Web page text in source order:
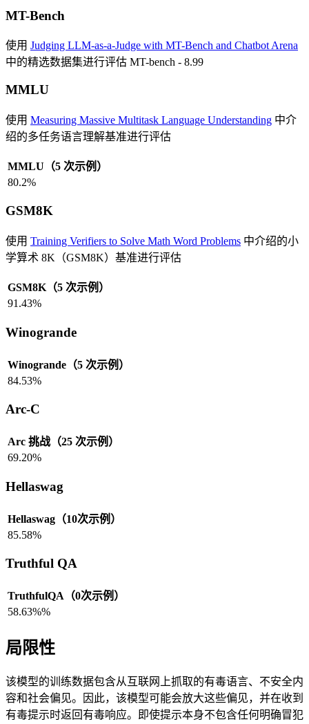
MT-Bench
使用 Judging LLM-as-a-Judge with MT-Bench and Chatbot Arena
中的精选数据集进行评估 MT-bench - 8.99
MMLU
使用 Measuring Massive Multitask Language Understanding 中介
绍的多任务语言理解基准进行评估
MMLU（5 次示例）
80.2%
GSM8K
使用 Training Verifiers to Solve Math Word Problems 中介绍的小
学算术 8K（GSM8K）基准进行评估
GSM8K（5 次示例）
91.43%
Winogrande
Winogrande（5 次示例）
84.53%
Arc-C
Arc 挑战（25 次示例）
69.20%
Hellaswag
Hellaswag（10次示例）
85.58%
Truthful QA
TruthfulQA（0次示例）
58.63%%
局限性
该模型的训练数据包含从互联网上抓取的有毒语言、不安全内
容和社会偏见。因此，该模型可能会放大这些偏见，并在收到
有毒提示时返回有毒响应。即使提示本身不包含任何明确冒犯